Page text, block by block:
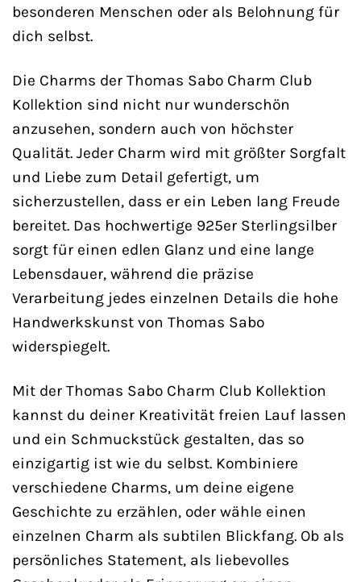
besonderen Menschen oder als Belohnung für
dich selbst.
Die Charms der Thomas Sabo Charm Club
Kollektion sind nicht nur wunderschön
anzusehen, sondern auch von höchster
Qualität. Jeder Charm wird mit größter Sorgfalt
und Liebe zum Detail gefertigt, um
sicherzustellen, dass er ein Leben lang Freude
bereitet. Das hochwertige 925er Sterlingsilber
sorgt für einen edlen Glanz und eine lange
Lebensdauer, während die präzise
Verarbeitung jedes einzelnen Details die hohe
Handwerkskunst von Thomas Sabo
widerspiegelt.
Mit der Thomas Sabo Charm Club Kollektion
kannst du deiner Kreativität freien Lauf lassen
und ein Schmuckstück gestalten, das so
einzigartig ist wie du selbst. Kombiniere
verschiedene Charms, um deine eigene
Geschichte zu erzählen, oder wähle einen
einzelnen Charm als subtilen Blickfang. Ob als
persönliches Statement, als liebevolles